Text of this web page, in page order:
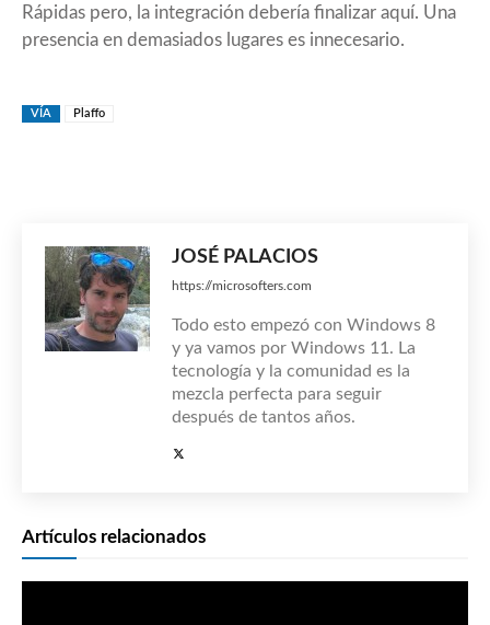
Rápidas pero, la integración debería finalizar aquí. Una
presencia en demasiados lugares es innecesario.
VÍA Plaffo
JOSÉ PALACIOS
https://microsofters.com
Todo esto empezó con Windows 8
y ya vamos por Windows 11. La
tecnología y la comunidad es la
mezcla perfecta para seguir
después de tantos años.
Artículos relacionados